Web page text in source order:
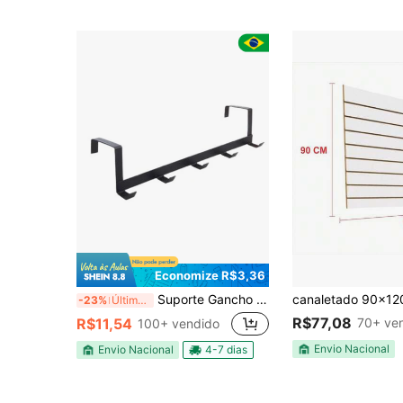
Economize R$3,36
-23% Últimos 2 dias Suporte Gancho para Porta De 5 ganchos Organizador - TOP
R$11,54 100+ vendido
Envio Nacional 4-7 dias
R$77,08 70+
Envio Nacional